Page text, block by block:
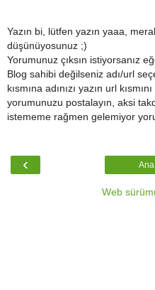
Yazın bi, lütfen yazın yaaa,
düşünüyosunuz ;)
Yorumunuz çıksın istiyorsanız
Blog sahibi değilseniz adı/url
kısmına adınızı yazın url
yorumunuzu postalayın, aksi
istememe rağmen gelemiyor
‹
Web